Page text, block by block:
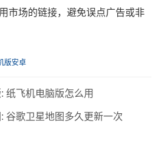
市场的链接，避免误点广告或非
版安卓
纸飞机电脑版怎么用
谷歌卫星地图多久更新一次